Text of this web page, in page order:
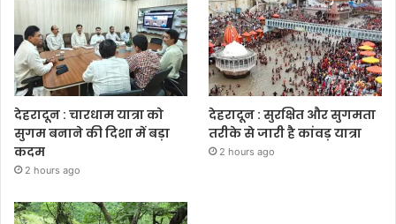
देहरादून : चारधाम यात्रा को
सुगम बनाने की दिशा में बड़ा
कदम
2 hours ago
देहरादून : सुरक्षित और सुगमता
तरीके से जारी है कांवड़ यात्रा
2 hours ago